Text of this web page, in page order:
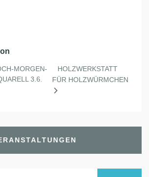
MORGEN-
3.6.
HOLZWERKSTATT
FÜR HOLZWÜRMCHEN